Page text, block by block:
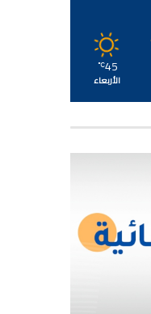
45
℃
الأربعاء